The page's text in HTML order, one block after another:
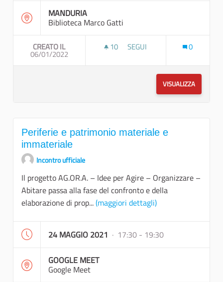
MANDURIA
Biblioteca Marco Gatti
CREATO IL
06/01/2022
10 10 SOSTENITORI
SEGUI 0
VISUALIZZA
Periferie e patrimonio materiale e
immateriale
Incontro ufficiale
Il progetto AG.OR.A. – Idee per Agire – Organizzare –
Abitare passa alla fase del confronto e della
elaborazione di prop...(maggiori dettagli)
24 MAGGIO 2021 · 17:30 - 19:30
GOOGLE MEET
Google Meet